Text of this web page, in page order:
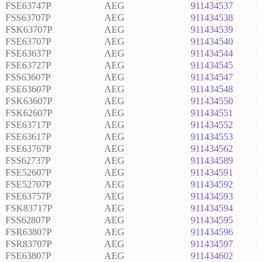
FSE63747P
AEG
911434537
FSS63707P
AEG
911434538
FSK63707P
AEG
911434539
FSE63707P
AEG
911434540
FSE63637P
AEG
911434544
FSE63727P
AEG
911434545
FSS63607P
AEG
911434547
FSE63607P
AEG
911434548
FSK63607P
AEG
911434550
FSK62607P
AEG
911434551
FSE63717P
AEG
911434552
FSE63617P
AEG
911434553
FSE63767P
AEG
911434562
FSS62737P
AEG
911434589
FSE52607P
AEG
911434591
FSE52707P
AEG
911434592
FSE63757P
AEG
911434593
FSK83717P
AEG
911434594
FSS62807P
AEG
911434595
FSR63807P
AEG
911434596
FSR83707P
AEG
911434597
FSE63807P
AEG
911434602